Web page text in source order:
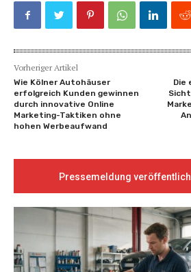
Vorheriger Artikel
Wie Kölner Autohäuser
erfolgreich Kunden gewinnen
durch innovative Online
Marketing-Taktiken ohne
hohen Werbeaufwand
Die
Pressemeldung